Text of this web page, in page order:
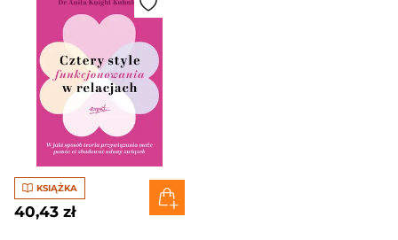
KSIĄŻKA
40,43 zł